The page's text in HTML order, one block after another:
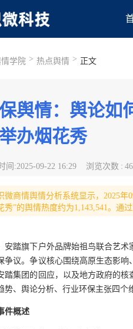
学院 > 热点舆情 > 正文
舆情：舆论如
办烟花秀
间 :2025-09-22 16:29 浏览次数 :
微商情舆情分析系统显示，2025年
秀”的舆情热度约为1,143,541。通
安踏旗下户外品牌始祖鸟联合艺
争议。争议核心围绕高原生态影
踏集团的回应，以及地方政府的核
势、舆论分析、行业环保主张四个
件概述